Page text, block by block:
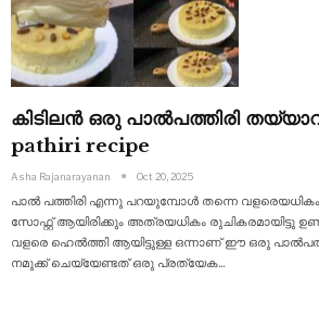
കിടിലൻ ഒരു പാൽപത്തിരി
pathiri recipe
Asha Rajanarayanan Oct 20, 2025
പാൽ പത്തിരി എന്നു പറയുമ്പോൾ തന്നെ വളരെയധികം
സോഫ്റ്റ് ആയിരിക്കും അത്രയധികം രുചികരമായിട്ടു
വളരെ ഹെൽത്തി ആയിട്ടുള്ള ഒന്നാണ് ഈ ഒരു
നമുക്ക് ചെയ്യേണ്ടത് ഒരു പ്രത്യേക…